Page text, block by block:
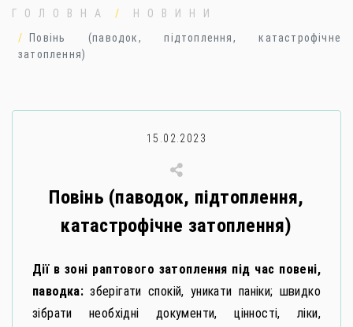
ГОЛОВНА
НОВИНИ
Повінь (паводок, підтоплення, катастрофічне
затоплення)
15.02.2023
Повінь (паводок, підтоплення,
катастрофічне затоплення)
Дії в зоні раптового затоплення під час повені,
паводка: зберігати спокій, уникати паніки; швидко
зібрати необхідні документи, цінності, ліки,